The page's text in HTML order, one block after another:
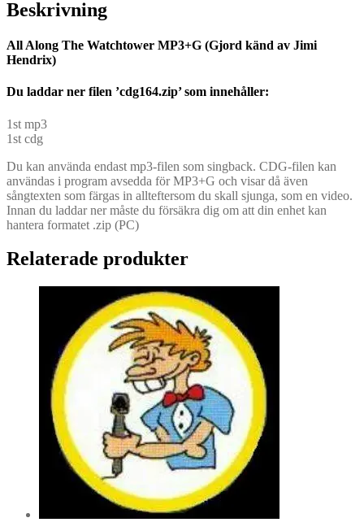
känd
Jimi
Hendrix)
mängd
Beskrivning
All Along The Watchtower MP3+G (Gjord känd av Jimi
Hendrix)
Du laddar ner filen ’cdg164.zip’ som innehåller:
1st mp3
1st cdg
Du kan använda endast mp3-filen som singback. CDG-filen kan
användas i program avsedda för MP3+G och visar då även
sångtexten som färgas in allteftersom du skall sjunga, som en video.
Innan du laddar ner måste du försäkra dig om att din enhet kan
hantera formatet .zip (PC)
Relaterade produkter